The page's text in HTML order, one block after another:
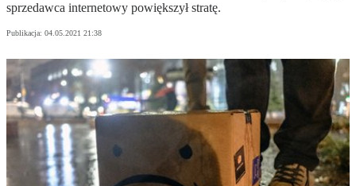
sprzedawca internetowy powiększył stratę.
Publikacja: 04.05.2021 21:38